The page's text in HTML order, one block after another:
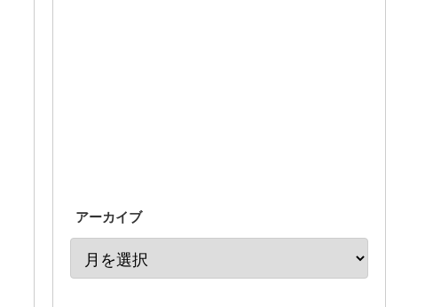
アーカイブ